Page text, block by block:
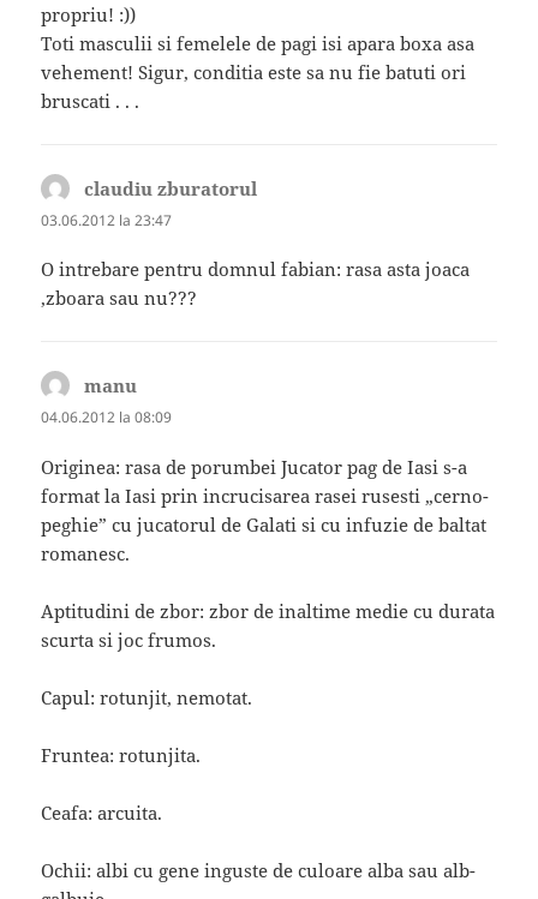
propriu! :))
Toti masculii si femelele de pagi isi apara boxa asa
vehement! Sigur, conditia este sa nu fie batuti ori
bruscati . . .
claudiu zburatorul
03.06.2012 la 23:47
O intrebare pentru domnul fabian: rasa asta joaca
,zboara sau nu???
manu
04.06.2012 la 08:09
Originea: rasa de porumbei Jucator pag de Iasi s-a
format la Iasi prin incrucisarea rasei rusesti „cerno-
peghie” cu jucatorul de Galati si cu infuzie de baltat
romanesc.
Aptitudini de zbor: zbor de inaltime medie cu durata
scurta si joc frumos.
Capul: rotunjit, nemotat.
Fruntea: rotunjita.
Ceafa: arcuita.
Ochii: albi cu gene inguste de culoare alba sau alb-